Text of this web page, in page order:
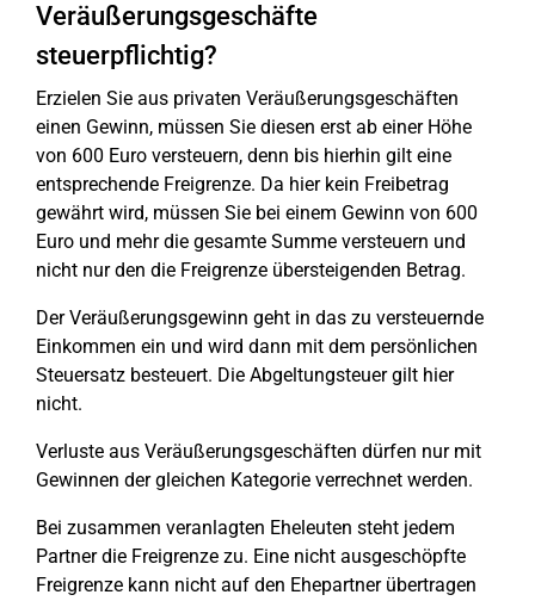
Veräußerungsgeschäfte
steuerpflichtig?
Erzielen Sie aus privaten Veräußerungsgeschäften
einen Gewinn, müssen Sie diesen erst ab einer Höhe
von 600 Euro versteuern, denn bis hierhin gilt eine
entsprechende Freigrenze. Da hier kein Freibetrag
gewährt wird, müssen Sie bei einem Gewinn von 600
Euro und mehr die gesamte Summe versteuern und
nicht nur den die Freigrenze übersteigenden Betrag.
Der Veräußerungsgewinn geht in das zu versteuernde
Einkommen ein und wird dann mit dem persönlichen
Steuersatz besteuert. Die Abgeltungsteuer gilt hier
nicht.
Verluste aus Veräußerungsgeschäften dürfen nur mit
Gewinnen der gleichen Kategorie verrechnet werden.
Bei zusammen veranlagten Eheleuten steht jedem
Partner die Freigrenze zu. Eine nicht ausgeschöpfte
Freigrenze kann nicht auf den Ehepartner übertragen